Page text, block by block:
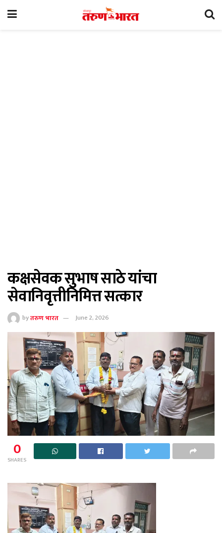
कक्षसेवक सुभाष साठे यांचा
सेवानिवृत्तीनिमित्त सत्कार
byतरुण भारत June 2, 2026
0
SHARES